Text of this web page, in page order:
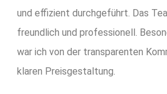
und effizient durchgeführt. Das
freundlich und professionell.
war ich von der transparenten
klaren Preisgestaltung.